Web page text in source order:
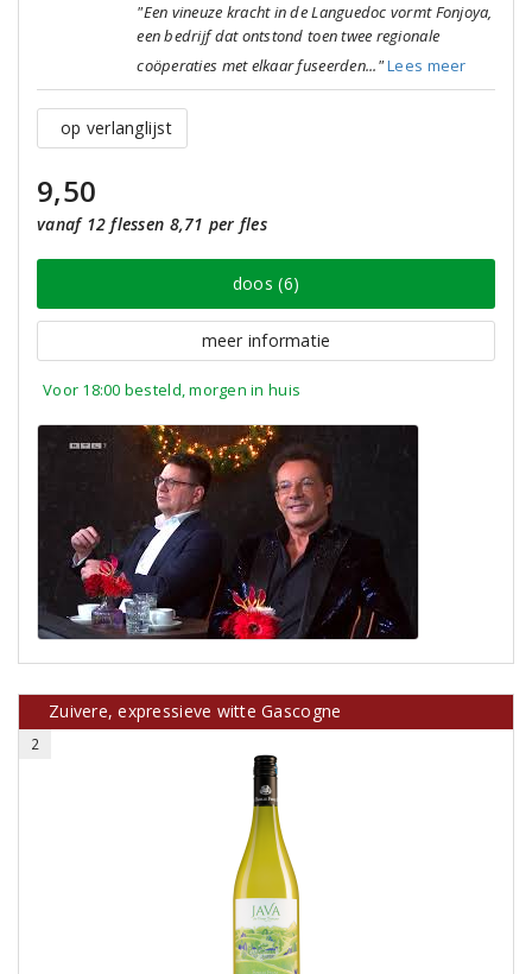
"Een vineuze kracht in de Languedoc vormt Fonjoya,
een bedrijf dat ontstond toen twee regionale
coöperaties met elkaar fuseerden..."Lees meer
op verlanglijst
9,50
vanaf 12 flessen 8,71 per fles
doos (6)
meer informatie
Voor 18:00 besteld, morgen in huis
Zuivere, expressieve witte Gascogne
2